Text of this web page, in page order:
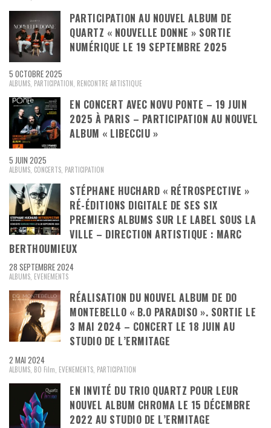
PARTICIPATION AU NOUVEL ALBUM DE
QUARTZ « NOUVELLE DONNE » SORTIE
NUMÉRIQUE LE 19 SEPTEMBRE 2025
5 OCTOBRE 2025
ALBUMS PARTICIPATION RENCONTRE ARTISTIQUE
EN CONCERT AVEC NOVU PONTE – 19 JUIN
2025 À PARIS – PARTICIPATION AU NOUVEL
ALBUM « LIBECCIU »
5 JUIN 2025
ALBUMS CONCERTS PARTICIPATION
STÉPHANE HUCHARD « RÉTROSPECTIVE »
RÉ-ÉDITIONS DIGITALE DE SES SIX
PREMIERS ALBUMS SUR LE LABEL SOUS LA
VILLE – DIRECTION ARTISTIQUE : MARC
BERTHOUMIEUX
28 SEPTEMBRE 2024
ALBUMS, EVENEMENTS
RÉALISATION DU NOUVEL ALBUM DE DO
MONTEBELLO « B.O PARADISO ». SORTIE LE
3 MAI 2024 – CONCERT LE 18 JUIN AU
STUDIO DE L’ERMITAGE
2 MAI 2024
ALBUMS BO Film EVENEMENTS PARTICIPATION
EN INVITÉ DU TRIO QUARTZ POUR LEUR
NOUVEL ALBUM CHROMA LE 15 DÉCEMBRE
2022 AU STUDIO DE L’ERMITAGE